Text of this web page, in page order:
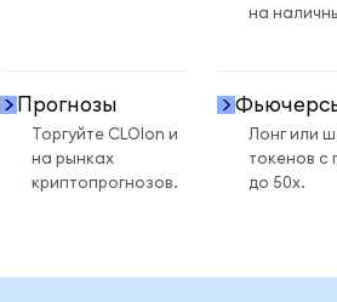
на
Прогнозы
Торгуйте CLOIon и
на рынках
криптопрогнозов.
Лонг или
токенов с
до 50x.